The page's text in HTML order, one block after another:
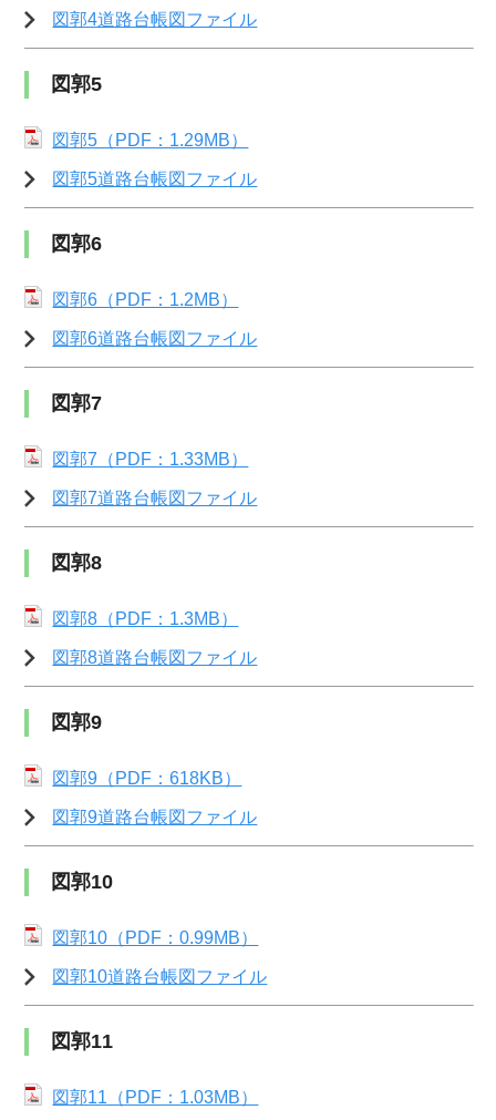
図郭4道路台帳図ファイル
図郭5
図郭5（PDF：1.29MB）
図郭5道路台帳図ファイル
図郭6
図郭6（PDF：1.2MB）
図郭6道路台帳図ファイル
図郭7
図郭7（PDF：1.33MB）
図郭7道路台帳図ファイル
図郭8
図郭8（PDF：1.3MB）
図郭8道路台帳図ファイル
図郭9
図郭9（PDF：618KB）
図郭9道路台帳図ファイル
図郭10
図郭10（PDF：0.99MB）
図郭10道路台帳図ファイル
図郭11
図郭11（PDF：1.03MB）